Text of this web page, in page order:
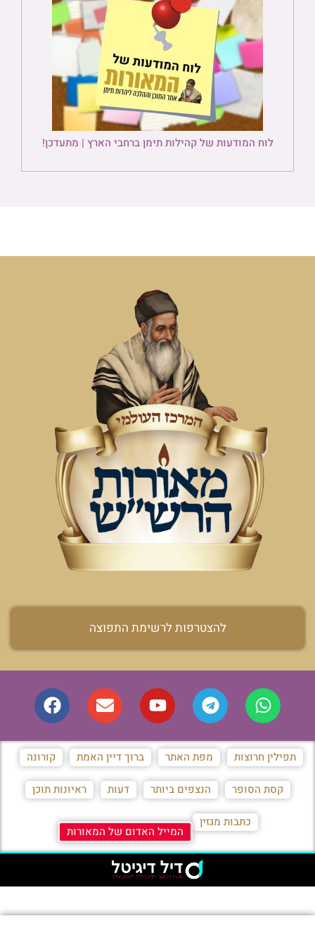
לוח המודעות של קהילות תימן ברחבי הארץ | מתעדכן!
להצטרפות לרשימת התפוצה
תפילין חרוצות מפת האתר ברוך דיין האמת קורונה
קסת הסופר הנצפים ביותר דעות ראיונות תוכן
כתבות מגזין
המייל האדום של המאורות